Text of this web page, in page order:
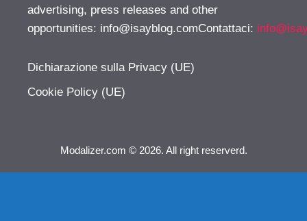
advertising, press releases and other
opportunities: info@isayblog.comContattaci:
Dichiarazione sulla Privacy (UE)
Cookie Policy (UE)
Modalizer.com © 2026. All right reserverd.